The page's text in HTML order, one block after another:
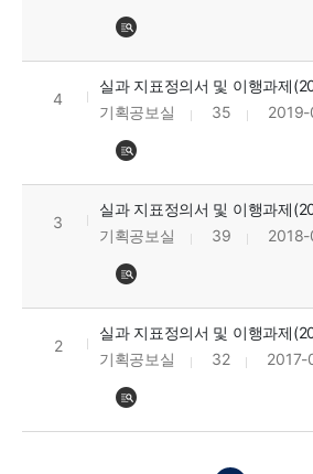
4
실과 지표정의서 및 이행과제
기획공보실
35
3
실과 지표정의서 및 이행과제
기획공보실
39
2
실과 지표정의서 및 이행과제
기획공보실
32 2017-